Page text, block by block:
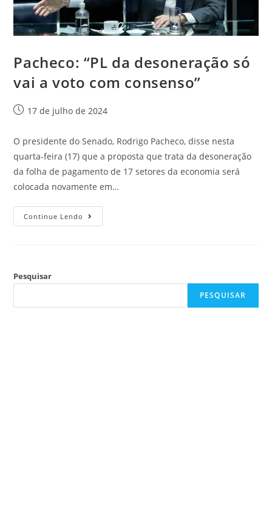
Pacheco: “PL da desoneração só
vai a voto com consenso”
17 de julho de 2024
O presidente do Senado, Rodrigo Pacheco, disse nesta
quarta-feira (17) que a proposta que trata da desoneração
da folha de pagamento de 17 setores da economia será
colocada novamente em…
Continue Lendo
Pesquisar
PESQUISAR